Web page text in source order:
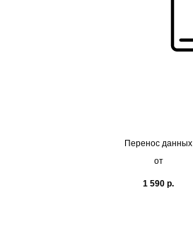
Перенос данных
от
1 590 р.